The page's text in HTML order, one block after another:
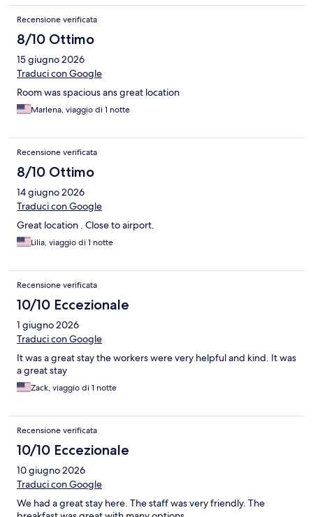
Recensione verificata
8/10 Ottimo
15 giugno 2026
Traduci con Google
Room was spacious ans great location
Marlena, viaggio di 1 notte
Recensione verificata
8/10 Ottimo
14 giugno 2026
Traduci con Google
Great location . Close to airport.
Lilia, viaggio di 1 notte
Recensione verificata
10/10 Eccezionale
1 giugno 2026
Traduci con Google
It was a great stay the workers were very helpful and kind. It was
a great stay
Zack, viaggio di 1 notte
Recensione verificata
10/10 Eccezionale
10 giugno 2026
Traduci con Google
We had a great stay here. The staff was very friendly. The